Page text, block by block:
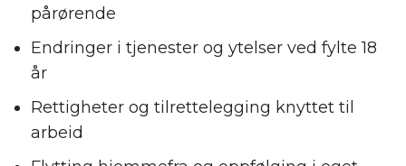
pårørende
Endringer i tjenester og ytelser ved fylte 18
år
Rettigheter og tilrettelegging knyttet til
arbeid